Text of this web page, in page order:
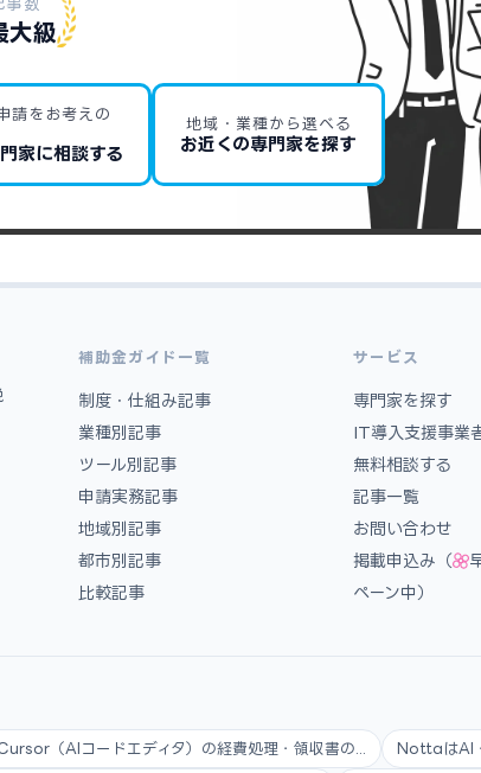
大級
請をお考えの
家に相談する
地域・業種から選べる
お近くの専門家を探す
補助金ガイド一覧
制度・仕組み記事
業種別記事
ツール別記事
申請実務記事
地域別記事
都市別記事
比較記事
サービス
専門家を探す
IT導入支援事業
無料相談する
記事一覧
お問い合わせ
掲載申込み（
ペーン中）
（AIコードエディタ）の経費処理・領収書の... NottaはAI